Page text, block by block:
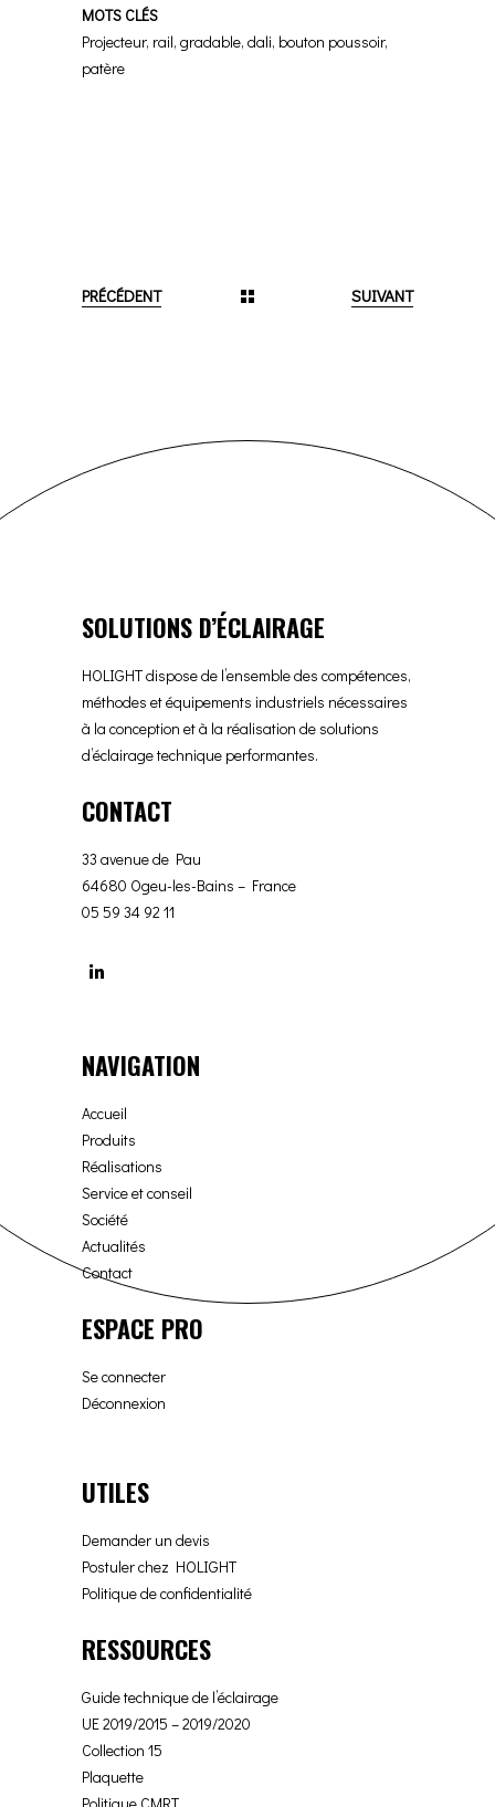
MOTS CLÉS
Projecteur, rail, gradable, dali, bouton poussoir,
patère
PRÉCÉDENT SUIVANT
SOLUTIONS D’ÉCLAIRAGE
HOLIGHT dispose de l’ensemble des compétences,
méthodes et équipements industriels nécessaires
à la conception et à la réalisation de solutions
d’éclairage technique performantes.
CONTACT
33 avenue de Pau
64680 Ogeu-les-Bains – France
05 59 34 92 11
NAVIGATION
Accueil
Produits
Réalisations
Service et conseil
Société
Actualités
Contact
ESPACE PRO
Se connecter
Déconnexion
UTILES
Demander un devis
Postuler chez HOLIGHT
Politique de confidentialité
RESSOURCES
Guide technique de l’éclairage
UE 2019/2015 – 2019/2020
Collection 15
Plaquette